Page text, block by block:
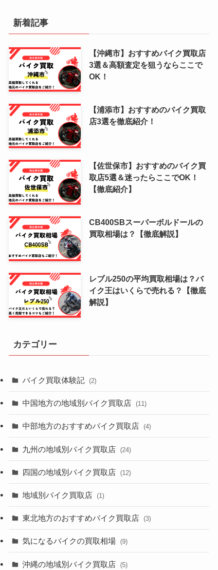
新着記事
【沖縄市】おすすめバイク買取店
3選＆高額査定を狙うならここで
OK！
【浦添市】おすすめのバイク買取
店3選を徹底紹介！
【佐世保市】おすすめのバイク買
取店5選＆迷ったらここでOK！
【徹底紹介】
CB400SBスーパーボルドールの
買取相場は？【徹底解説】
レブル250の平均買取相場は？バ
イク王はいくらで売れる？【徹底
解説】
カテゴリー
バイク買取体験記 (2)
中国地方の地域別バイク買取店 (11)
中部地方のおすすめバイク買取店 (4)
九州の地域別バイク買取店 (24)
四国の地域別バイク買取店 (12)
地域別バイク買取店 (1)
東北地方のおすすめバイク買取店 (3)
気になるバイクの買取相場 (9)
沖縄の地域別バイク買取店 (5)